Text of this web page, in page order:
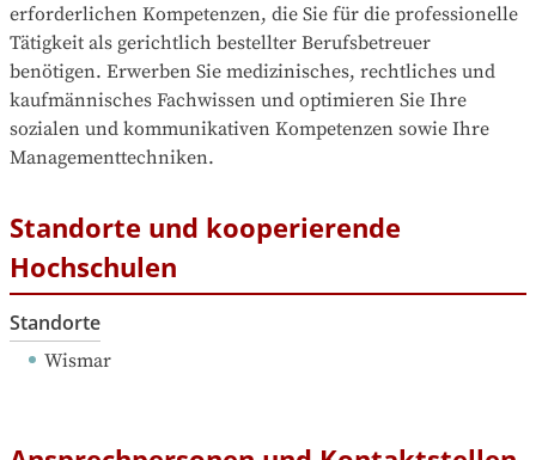
erforderlichen Kompetenzen, die Sie für die professionelle
Tätigkeit als gerichtlich bestellter Berufsbetreuer
benötigen. Erwerben Sie medizinisches, rechtliches und
kaufmännisches Fachwissen und optimieren Sie Ihre
sozialen und kommunikativen Kompetenzen sowie Ihre
Managementtechniken.
Standorte und kooperierende
Hochschulen
Standorte
Wismar